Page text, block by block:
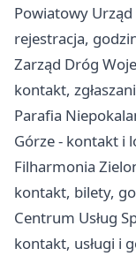
Powiatowy
rejestracja,
Zarząd Dróg
kontakt,
Parafia
Górze - kontakt i
Filharmonia
kontakt, bilety,
Centrum Usług
kontakt, usługi i